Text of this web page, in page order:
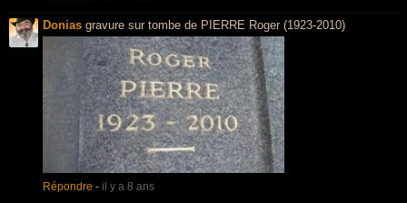
Donias gravure sur tombe de PIERRE Roger (1923-2010)
Répondre - il y a 8 ans